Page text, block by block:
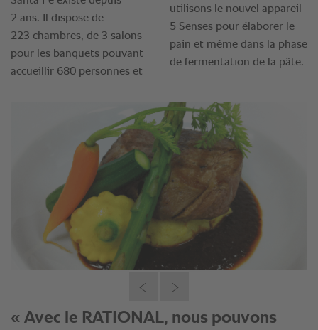
« Pour y croire, il faut l’essayer. Après